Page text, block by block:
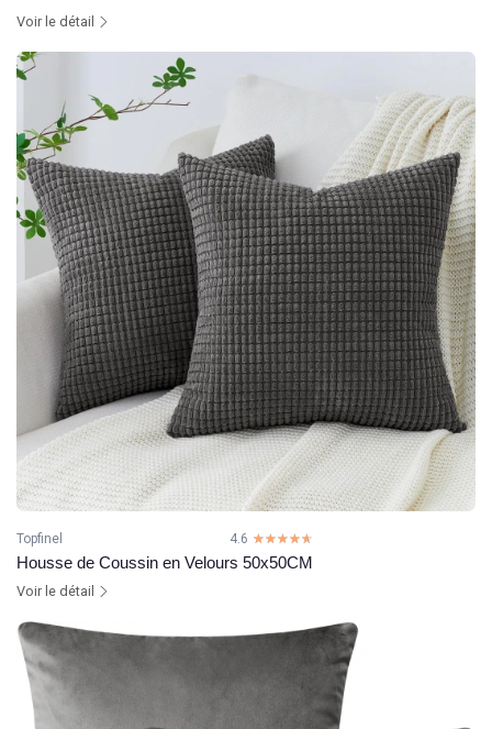
Voir le détail
Topfinel 4.6 ☆☆☆☆☆
★★★★★
Housse de Coussin en Velours 50x50CM
Voir le détail